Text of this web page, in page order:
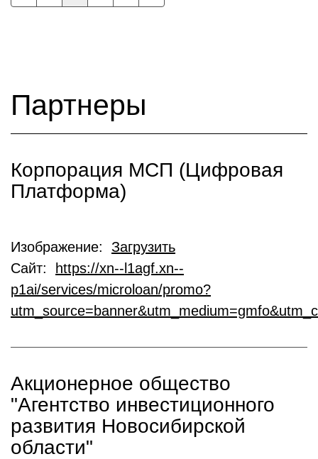
Партнеры
Корпорация МСП (Цифровая
Платформа)
Изображение: Загрузить
Сайт:
https://xn--l1agf.xn--
p1ai/services/microloan/promo?
Акционерное общество
"Агентство инвестиционного
развития Новосибирской
области"